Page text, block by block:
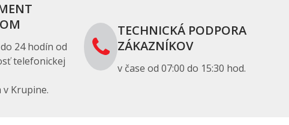
24 hodín od
telefonickej
v Krupine.
TECHNICKÁ PODPORA
ZÁKAZNÍKOV
v čase od 07:00 do 15:30 hod.